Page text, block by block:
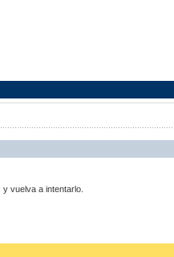
vuelva a intentarlo.